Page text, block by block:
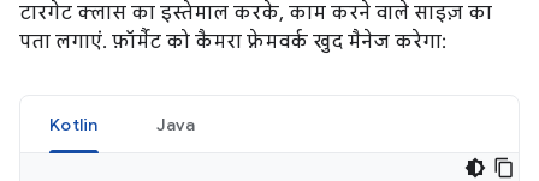
टारगेट क्लास का इस्तेमाल करके, काम करने वाले साइज़ का
पता लगाएं. फ़ॉर्मैट को कैमरा फ़्रेमवर्क खुद मैनेज करेगा:
Kotlin Java